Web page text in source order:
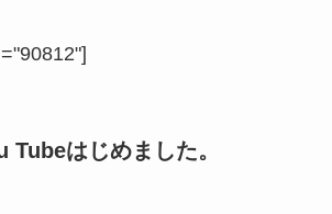
Tubeはじめました。